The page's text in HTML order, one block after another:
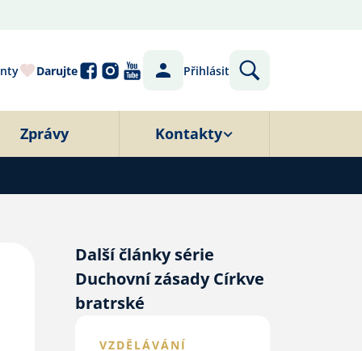
Darujte Přihlásit
Zprávy Kontakty
Další články série
Duchovní zásady Církve
bratrské
VZDĚLÁVÁNÍ